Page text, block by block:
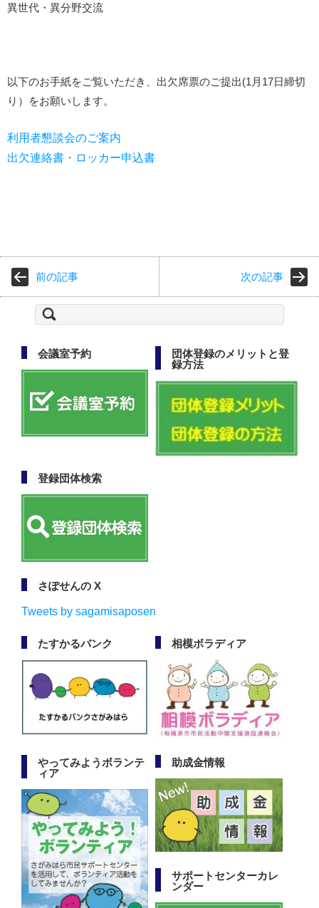
異世代・異分野交流
以下のお手紙をご覧いただき、出欠席票のご提出(1月17日締切
り）をお願いします。
利用者懇談会のご案内
出欠連絡書・ロッカー申込書
前の記事 次の記事
検
索:
会議室予約
団体登録のメリットと登
録方法
登録団体検索
さぽせんの X
Tweets by sagamisaposen
たすかるバンク 相模ボラディア
やってみようボランテ
ィア
助成金情報
サポートセンターカレ
ンダー